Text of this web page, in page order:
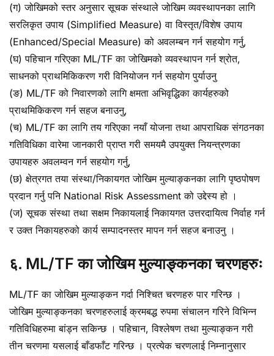
(ग) जोखिमको स्तर अनुसार सूचक संस्थाले जोखिम व्यवस्थापनका लागि
सरलिकृत उपाय (Simplified Measure) वा विस्तृत/विशेष उपाय
(Enhanced/Special Measure) को अवलम्बन गर्न सहयोग गर्नु,
(घ) पहिचान गरिएका ML/TF का जोखिमको व्यवस्थापन गर्न श्रोत,
साधनको प्राथमिकिकरण गरी विनियोजन गर्न सहयोग पुर्याउनु
(ङ) ML/TF को निवारणको लागि क्षमता अभिवृद्धिका कार्यहरुको
प्राथमिकिकरण गर्न सहज बनाउनु,
(च) ML/TF का लागि तय गरिएका नयाँ योजना तथा आपराधिक संगठनका
गतिविधिका वारेमा जानकारी प्राप्त गरी समयमै उपयुक्त नियन्त्रणका
उपायहरु अवलम्वन गर्न सहयोग गर्नु,
(छ) क्षेत्रगत तया संस्था/निकायगत जोखिम मुल्याङ्कनका लागि पृष्ठपोषण
प्रदान गर्नु पनि National Risk Assessment को उद्देस्य हो ।
(ज) सूचक संस्था तथा सक्षम निकायलाई निकायगत उत्तरदायित्व निर्वाह गर्न
र उक्त निकायहरुको कार्य सम्पादनस्तर मापन गर्न सहज बनाउनु ।
६. ML/TF का जोखिम मुल्याङ्कनका चरणहरुः
ML/TF का जोखिम मुल्याङ्कन गर्दा निश्चित चरणहरु पार गरिन्छ ।
जोखिम मुल्याङ्कनका चरणहरुलाई क्रमबद्ध रुपमा संचालन गरिने विभिन्न
गतिविधिहरुमा बांड्न सकिन्छ । पहिचान, विश्लेषण तथा मुल्याङ्कन गरी
तीन चरणमा यसलाई बाँडफाँट गरिन्छ । प्रत्येक चरणलाई निम्नानुसार